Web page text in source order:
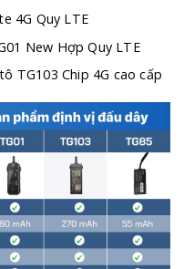
4G Quy LTE
New Hợp Quy LTE
TG103 Chip 4G cao cấp